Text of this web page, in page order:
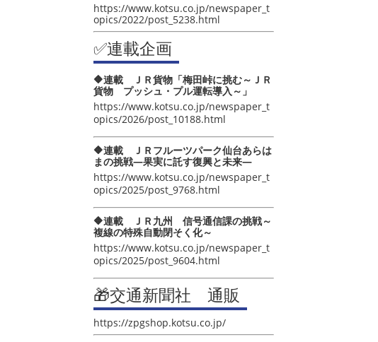
https://www.kotsu.co.jp/newspaper_t
opics/2022/post_5238.html
✅連載企画
🔶連載 ＪＲ貨物「梅田峠に挑む～ＪＲ
貨物 プッシュ・プル運転導入～」
https://www.kotsu.co.jp/newspaper_t
opics/2026/post_10188.html
🔶連載 ＪＲフルーツパーク仙台あらは
まの挑戦―果実に託す復興と未来―
https://www.kotsu.co.jp/newspaper_t
opics/2025/post_9768.html
🔶連載 ＪＲ九州 信号通信課の挑戦～
複線の特殊自動閉そく化～
https://www.kotsu.co.jp/newspaper_t
opics/2025/post_9604.html
🎁交通新聞社 通販
https://zpgshop.kotsu.co.jp/